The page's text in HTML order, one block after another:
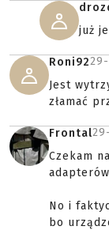
już
Roni92
Jest
złamać
Frontal
Czekam
No i
bo